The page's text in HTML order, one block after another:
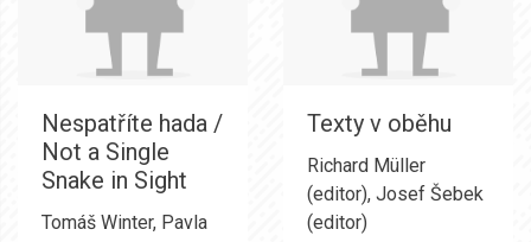
Nespatříte hada /
Not a Single
Snake in Sight
Tomáš Winter, Pavla
Texty v oběhu
Richard Müller
(editor), Josef Šebek
(editor)